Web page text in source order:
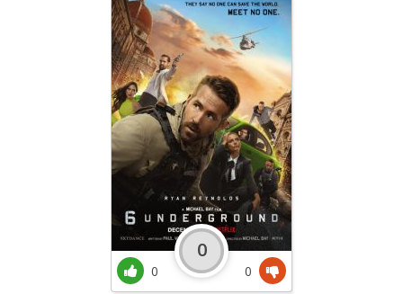
0
0
0